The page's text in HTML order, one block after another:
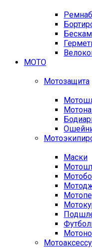
МОТО
Мотозащита
Маски